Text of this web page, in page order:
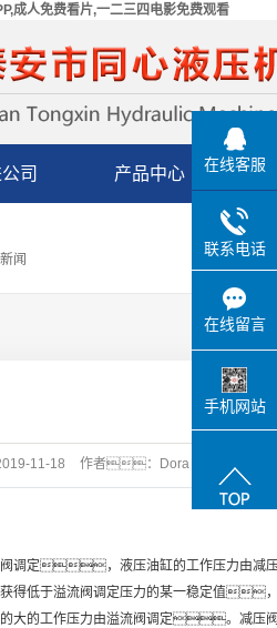
成人免费看片,一二三四电影免费观看
司
景
产品中心
一二三四电影免费
泵车液压缸
机床用液压缸
矿山设备用液压缸
闻
11-18 作者： Dora 点击
阀调定，液压油缸的工作压力
得低于溢流阀调定压力的某一稳定值
大的工作压力由溢流阀调定。减压
在线客服
联系电话
在线留言
手机网站